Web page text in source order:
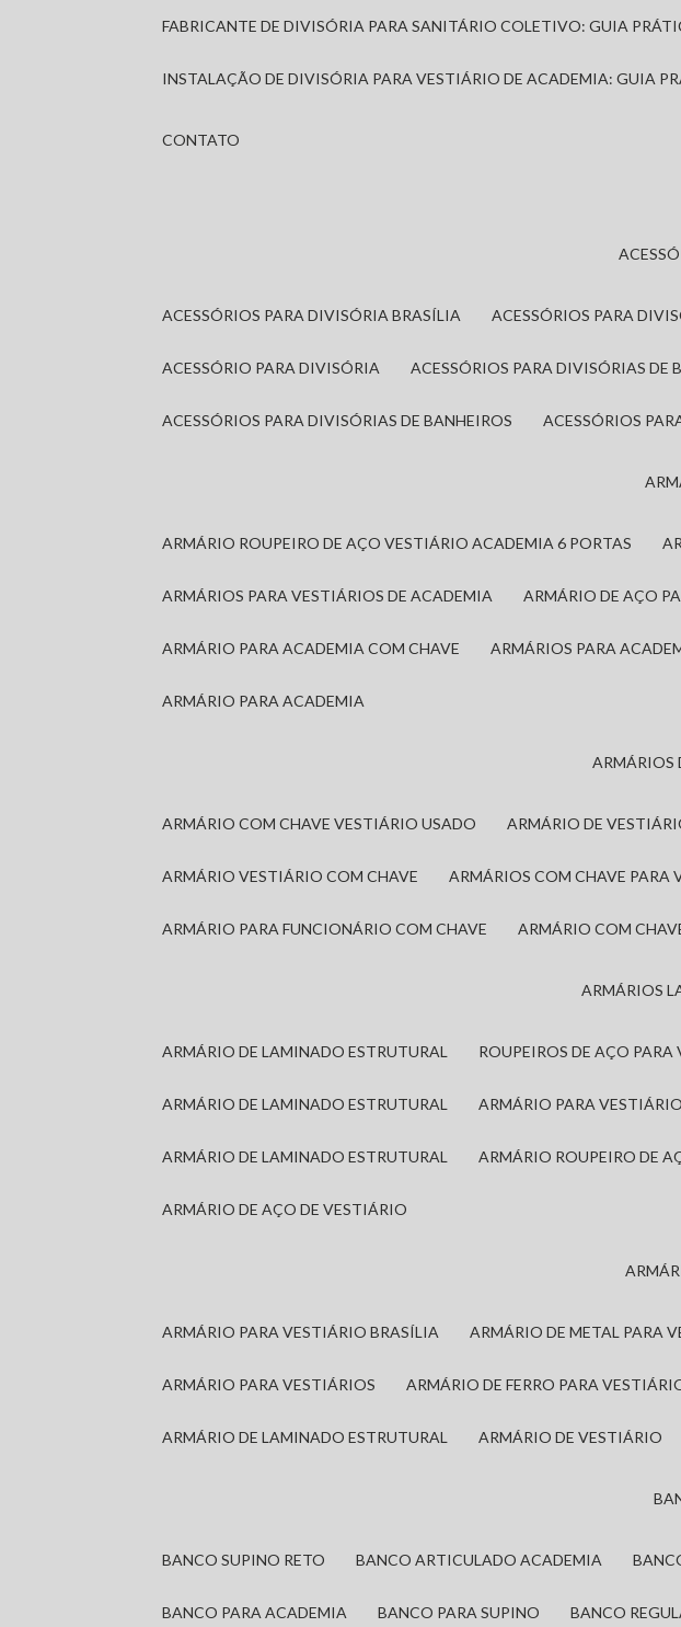
FABRICANTE DE DIVISÓRIA PARA SANITÁRIO COLETIVO: GUIA
INSTALAÇÃO DE DIVISÓRIA PARA VESTIÁRIO DE ACADEMIA: GUIA
CONTATO
ACESSÓRIOS PARA DIVISÓRIA BRASÍLIA ACESSÓRIOS PARA
ACESSÓRIO PARA DIVISÓRIA ACESSÓRIOS PARA DIVISÓRIAS DE
ACESSÓRIOS PARA DIVISÓRIAS DE BANHEIROS ACESSÓRIOS
ARMÁRIO ROUPEIRO DE AÇO VESTIÁRIO ACADEMIA 6 PORTAS
ARMÁRIOS PARA VESTIÁRIOS DE ACADEMIA ARMÁRIO DE AÇO
ARMÁRIO PARA ACADEMIA COM CHAVE ARMÁRIOS PARA
ARMÁRIO PARA ACADEMIA
ARMÁRIO COM CHAVE VESTIÁRIO USADO ARMÁRIO DE
ARMÁRIO VESTIÁRIO COM CHAVE ARMÁRIOS COM CHAVE PARA
ARMÁRIO PARA FUNCIONÁRIO COM CHAVE ARMÁRIO COM
ARMÁRIOS
ARMÁRIO DE LAMINADO ESTRUTURAL ROUPEIROS DE AÇO
ARMÁRIO DE LAMINADO ESTRUTURAL ARMÁRIO PARA
ARMÁRIO DE LAMINADO ESTRUTURAL ARMÁRIO ROUPEIRO DE
ARMÁRIO DE AÇO DE VESTIÁRIO
ARMÁRIO PARA VESTIÁRIO BRASÍLIA ARMÁRIO DE METAL PARA
ARMÁRIO PARA VESTIÁRIOS ARMÁRIO DE FERRO PARA
ARMÁRIO DE LAMINADO ESTRUTURAL ARMÁRIO DE VESTIÁRIO
BANCO SUPINO RETO BANCO ARTICULADO ACADEMIA
BANCO PARA ACADEMIA BANCO PARA SUPINO BANCO